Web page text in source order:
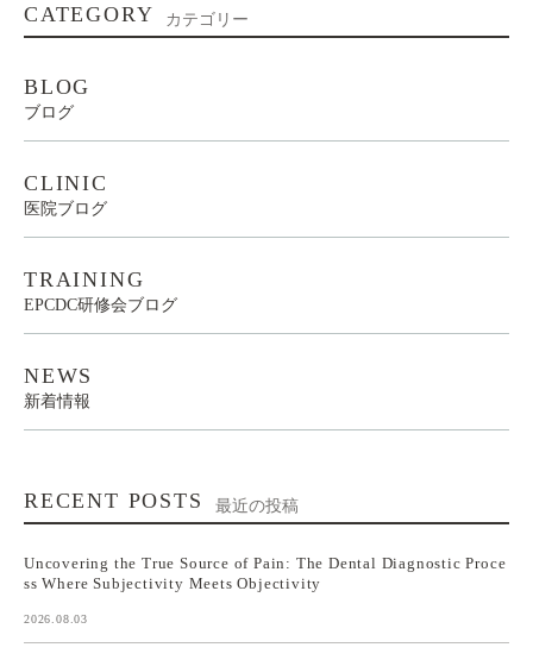
CATEGORY カテゴリー
BLOG
ブログ
CLINIC
医院ブログ
TRAINING
EPCDC研修会ブログ
NEWS
新着情報
RECENT POSTS 最近の投稿
Uncovering the True Source of Pain: The Dental Diagnostic Proce
ss Where Subjectivity Meets Objectivity
2026.08.03